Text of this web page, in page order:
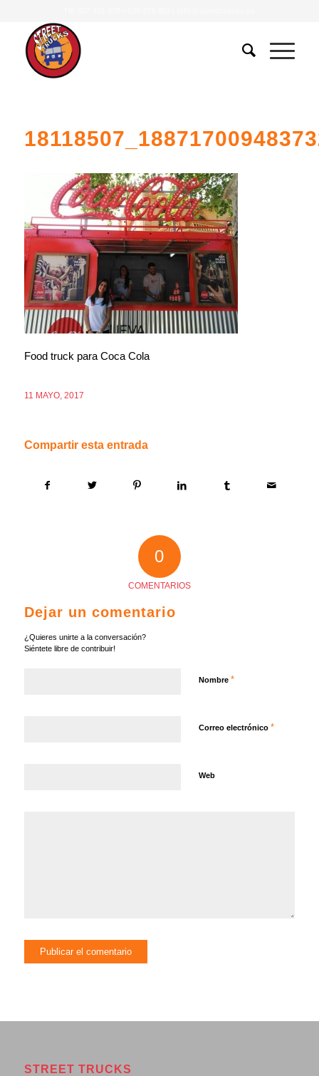
Food truck para Coca Cola
11 MAYO, 2017
Compartir esta entrada
0
COMENTARIOS
Dejar un comentario
¿Quieres unirte a la conversación?
Siéntete libre de contribuir!
Nombre *
Correo electrónico *
Web
STREET TRUCKS